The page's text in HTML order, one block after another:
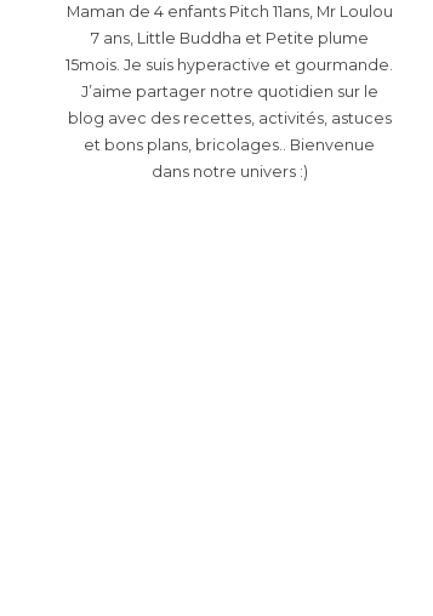
Maman de 4 enfants Pitch 11ans, Mr Loulou
7 ans, Little Buddha et Petite plume
15mois. Je suis hyperactive et gourmande.
J’aime partager notre quotidien sur le
blog avec des recettes, activités, astuces
et bons plans, bricolages.. Bienvenue
dans notre univers :)